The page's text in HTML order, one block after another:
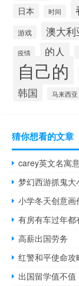
日本 时间
游戏 澳大利
疫情 的人
自己的
韩国 马来西亚
猜你想看的文章
carey英文名寓
梦幻西游抓鬼大
小学冬天创意画
有房有车过年都
高薪出国劳务
红警和平使命攻
出国留学值不值